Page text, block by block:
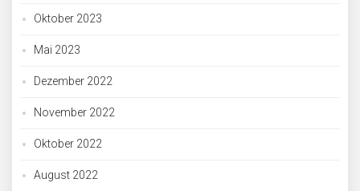
Oktober 2023
Mai 2023
Dezember 2022
November 2022
Oktober 2022
August 2022